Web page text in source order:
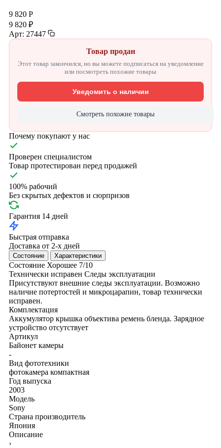
9 820 Р
9 820 ₽
Арт: 27447
Товар продан
Этот товар закончился, но вы можете подписаться на уведомление
или посмотреть похожие товары
Уведомить о наличии
Смотреть похожие товары
Почему покупают у нас
Проверен специалистом
Товар протестирован перед продажей
100% рабочий
Без скрытых дефектов и сюрпризов
Гарантия 14 дней
Быстрая отправка
Доставка от 2-х дней
Состояние Характеристики
Состояние Хорошее 7/10
Технически исправен Следы эксплуатации
Присутствуют внешние следы эксплуатации. Возможно
наличие потертостей и микроцарапин, товар технически
исправен.
Комплектация
Аккумулятор крышка объектива ремень бленда. Зарядное
устройство отсутствует
Артикул
Байонет камеры
-
Вид фототехники
фотокамера компактная
Год выпуска
2003
Модель
Sony
Страна производитель
Япония
Описание
›